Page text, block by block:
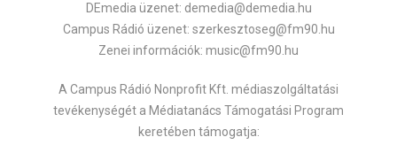
DEmedia üzenet: demedia@demedia.hu
Campus Rádió üzenet: szerkesztoseg@fm90.hu
Zenei információk: music@fm90.hu
A Campus Rádió Nonprofit Kft. médiaszolgáltatási
tevékenységét a Médiatanács Támogatási Program
keretében támogatja: